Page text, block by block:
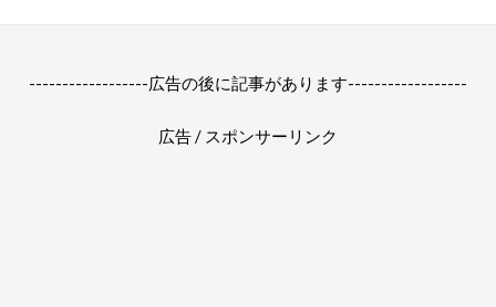
------------------広告の後に記事があります------------------
広告 / スポンサーリンク